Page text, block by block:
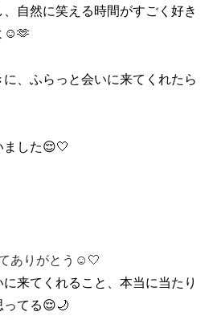
自然に笑える時間がすごく好き
☺️🫶
、ふらっと会いに来てくれたら
した😌🤍
ありがとう☺️🤍
来てくれること、本当に当たり
ってる😌🌙